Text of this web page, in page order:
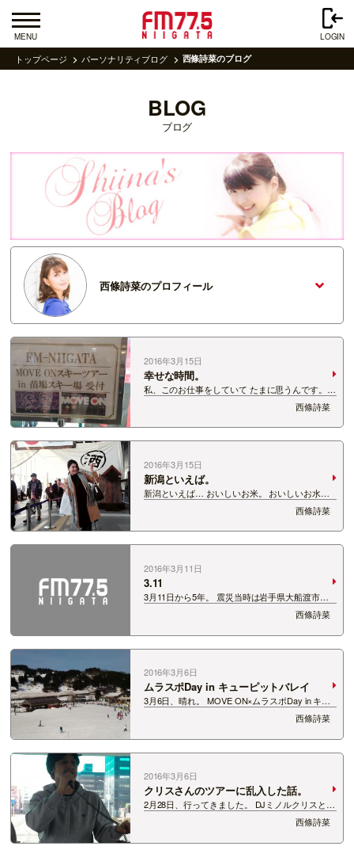
MENU LOGIN
トップページ パーソナリティブログ 西條詩菜のブログ
BLOG
ブログ
西條詩菜のプロフィール
2016年3月15日
幸せな時間。
私、このお仕事をしていて たまに思うんです。
こんないい思いしていいのかなって。 この週末に
あった MOVE ON スキー＆スノーボードツアー
in 苗場スキー場もそう。 仕事で来ているのか、
遊びに来ているのか、 わから…
西條詩菜
2016年3月15日
新潟といえば。
新潟といえば… おいしいお米。 おいしいお水。
そして、おいしいお酒！！！ 行ってきました、新
潟酒の陣！ いっぱいおいしいお酒を飲めて大満
足〜 酔っ払いでした〜 吉乃川のブースの前での1
枚。 ずーっと気になっていた 新商…
西條詩菜
2016年3月11日
3.11
3月11日から5年。 震災当時は岩手県大船渡市の
実家にいて、 その後、岩手のテレビ局で働いてい
た私にとっては 5年経ってもまだこんなに進んで
いないのか。。 という思いです。 （とは言って
も、私も岩手から離れて1年半が経ち…
西條詩菜
2016年3月6日
ムラスポDay in キューピットバレイ
3月6日、晴れ。 MOVE ON×ムラスポDay in キュ
ーピットバレイ 開催されました！！！ 天気は快
晴！ にぎわっていましたよー！ きょうの目玉は
何と言っても ムラサキスポーツProduce、ミニバ
ンクドスラローム…
西條詩菜
2016年3月6日
クリスさんのツアーに乱入した話。
2月28日、行ってきました。 DJミノルクリスと行
く神立高原スキー場ツアー！ このツアーのすごい
ところ。 ナスに揺られながら クリスさんの心地
よいトークを楽しめるんです。 道中では 小千谷
西條詩菜